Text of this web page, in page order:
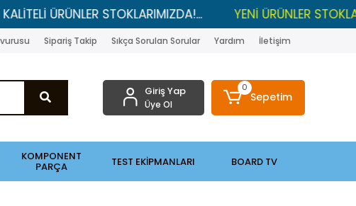
STOKLARIMIZDA!... YENİ ÜRÜNLER STOKLARDA , LGP
Sipariş Takip Sıkça Sorulan Sorular Yardım İletişim
Giriş Yap
Üye Ol
0
Sepetim
KOMPONENT
PARÇA TEST EKİPMANLARI BOARD TV